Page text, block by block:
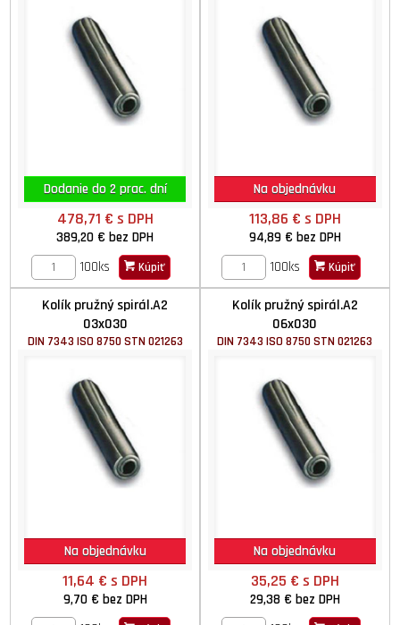
Dodanie do 2 prac. dní
478,71 € s DPH
389,20 €bez DPH
100ks
Kúpiť
Na objednávku
113,86 € s DPH
94,89 € bez DPH
100ks
Kúpiť
Kolík pružný spirál.A2
03x030
DIN 7343 ISO 8750 STN 021263
Na objednávku
11,64 €s DPH
9,70 € bez DPH
Kolík pružný spirál.A2
06x030
DIN 7343 ISO 8750 STN 021263
Na objednávku
35,25 € s DPH
29,38 € bez DPH